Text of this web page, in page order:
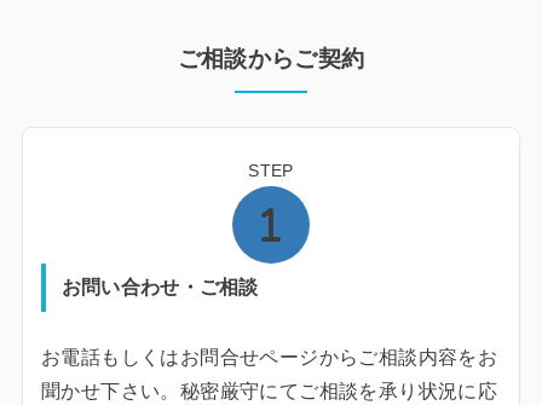
ご相談からご契約
STEP
お問い合わせ・ご相談
お電話もしくはお問合せページからご相談内容をお
聞かせ下さい。秘密厳守にてご相談を承り状況に応